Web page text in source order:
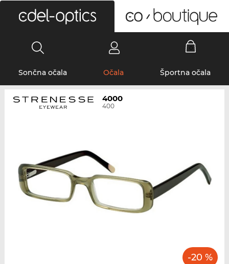
Sončna očala Očala Športna očala
4000
400
-20 %